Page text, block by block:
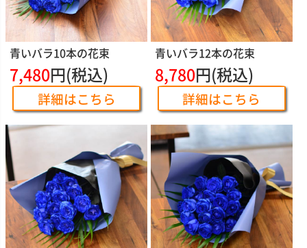
青いバラ10本の花束
7,480円(税込)
詳細はこちら
青いバラ12本の花束
8,780円(税込)
詳細はこちら